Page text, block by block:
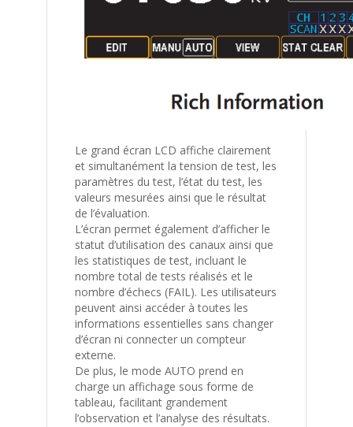
Le grand écran LCD affiche clairement
et simultanément la tension de test, les
paramètres du test, l’état du test, les
valeurs mesurées ainsi que le résultat
de l’évaluation.
L’écran permet également d’afficher le
statut d’utilisation des canaux ainsi que
les statistiques de test, incluant le
nombre total de tests réalisés et le
nombre d’échecs (FAIL). Les utilisateurs
peuvent ainsi accéder à toutes les
informations essentielles sans changer
d’écran ni connecter un compteur
externe.
De plus, le mode AUTO prend en
charge un affichage sous forme de
tableau, facilitant grandement
l’observation et l’analyse des résultats.